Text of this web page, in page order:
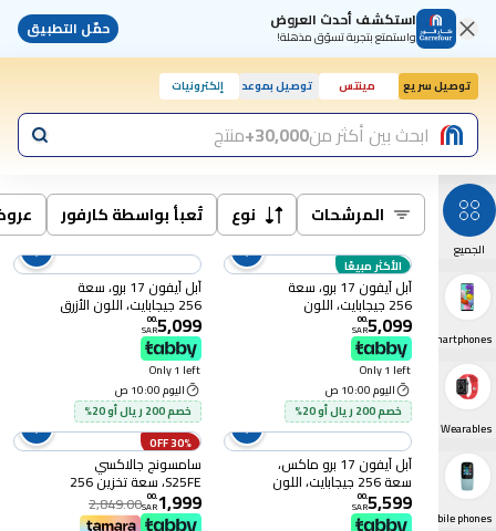
استكشف أحدث العروض
واستمتع بتجربة تسوّق مذهلة! حمّل التطبيق
توصيل سريع مينتس توصيل بموعد إلكترونيات
اليوم, 10:00 صابحث بين أكثر من30,000+ منتج
الجميع
Smartphones
Smart Watches & Wearables
Mobile phones
المرشحات نوع تُعبأ بواسطة كارفور
الأكثر مبيعًا
آبل آيفون 17 برو، سعة
256 جيجابايت، اللون
الفضي، يدعم شبكات الجيل
الخامس (5G)
5,099
.
00
SAR
Only 1 left
اليوم 10:00 ص
خصم 200 ريال أو 20%
آبل آيفون 17 برو، سعة
256 جيجابايت، اللون الأزرق
الداكن، يدعم شبكات الجيل
الخامس (5G)
5,099
.
00
SAR
Only 1 left
اليوم 10:00 ص
خصم 200 ريال أو 20%
آبل آيفون 17 برو ماكس،
سعة 256 جيجابايت، اللون
الفضي، يدعم شبكات الجيل
الخامس (5G)
5,599
.
00
SAR
30% OFF
سامسونج جالاكسي
S25FE، سعة تخزين 256
جيجابايت، رام 8 جيجابايت،
أسود
1,999
.
00
SAR
2,849.00